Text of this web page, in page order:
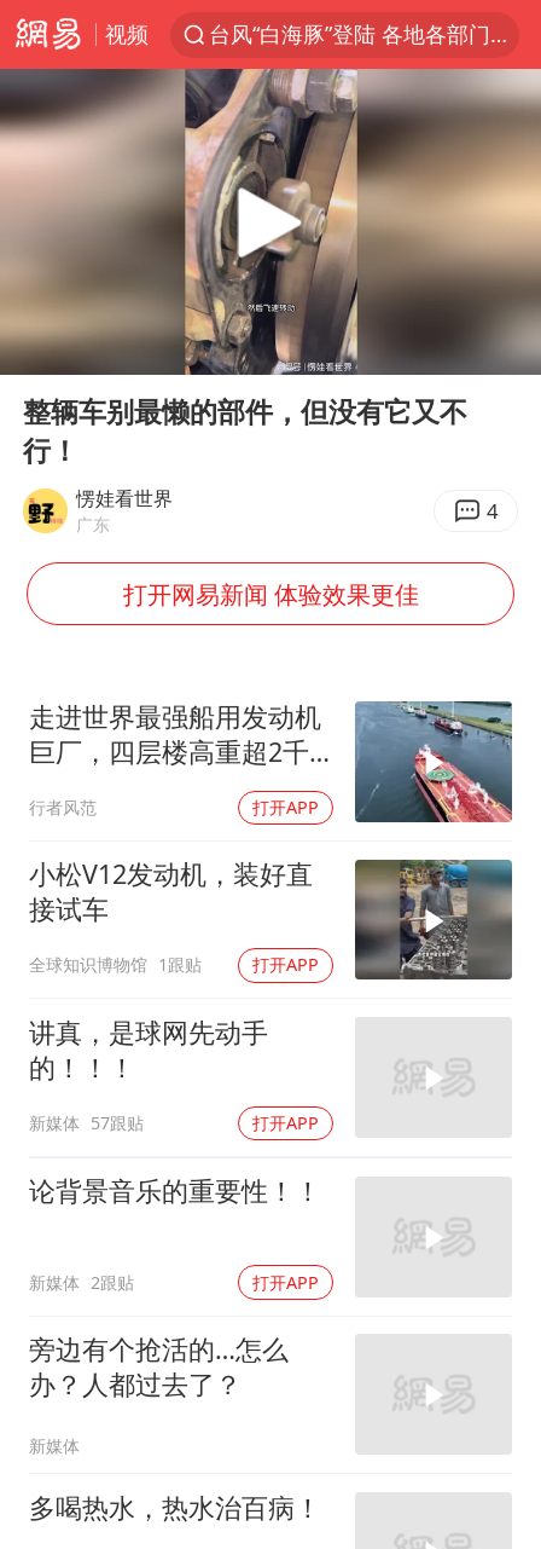
视频
台风“白海豚”登陆 各地各部门全力应对
白海豚雨量超越利奇马、巴威
人形机器人第一股
上海地铁4条线路全线停运
宇树申购 中一签有望赚20万元
4.2平卫生间补漏注胶花1.55万
白海豚路径图
律师谈贾冰私人饭局被偷拍
NBA传奇教练老尼尔森去世
上半年全球新能源乘用车销量1122万台
加沙约14万栋建筑被完全摧毁
从科技创新看开局起步的时与势
Play
00:00
整辆车别最懒的部件，但没有它又不
行！
愣娃看世界
广东 4
打开网易新闻 体验效果更佳
走进世界最强船用发动机
巨厂，四层楼高重超2千
行者风范 打开APP
小松V12发动机，装好直
接试车
全球知识博物馆 1跟贴 打开APP
讲真，是球网先动手
的！！！
新媒体 57跟贴 打开APP
论背景音乐的重要性！！
新媒体 2跟贴 打开APP
旁边有个抢活的…怎么
办？人都过去了？
新媒体
多喝热水，热水治百病！